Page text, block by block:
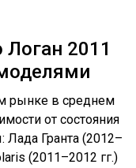
Логан 2011
рынке в среднем
от состояния
Гранта (2012–
(2011–2012 гг.)